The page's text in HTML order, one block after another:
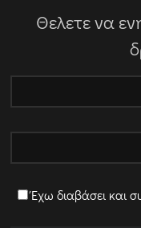
Θελετε να
Έχω διαβάσει και